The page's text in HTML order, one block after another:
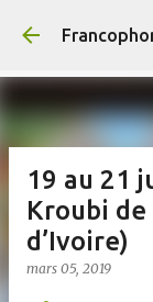
19 au 21
Kroubi de
d’Ivoire)
mars 05, 2019